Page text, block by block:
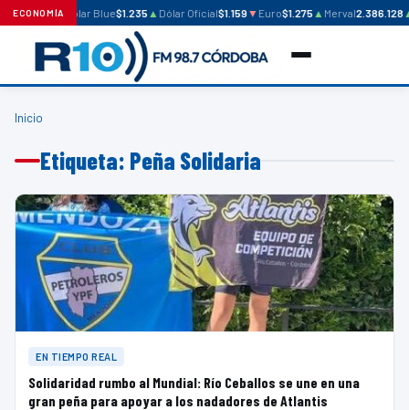
ECONOMÍADólar Blue$1.235▲ Dólar Oficial$1.159▼Euro$1.275▲ Merval2.386.128
Inicio
Etiqueta: Peña Solidaria
EN TIEMPO REAL
Solidaridad rumbo al Mundial: Río Ceballos se une en una
gran peña para apoyar a los nadadores de Atlantis